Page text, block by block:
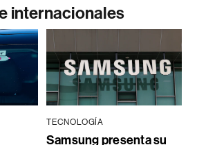
internacionales
TECNOLOGÍA
Samsung presenta su